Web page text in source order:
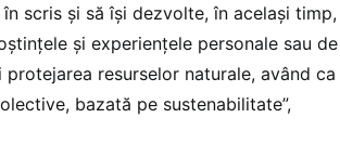
scris și să își dezvolte, în același timp,
și experiențele personale sau de
resurselor naturale, având ca
bazată pe sustenabilitate”,